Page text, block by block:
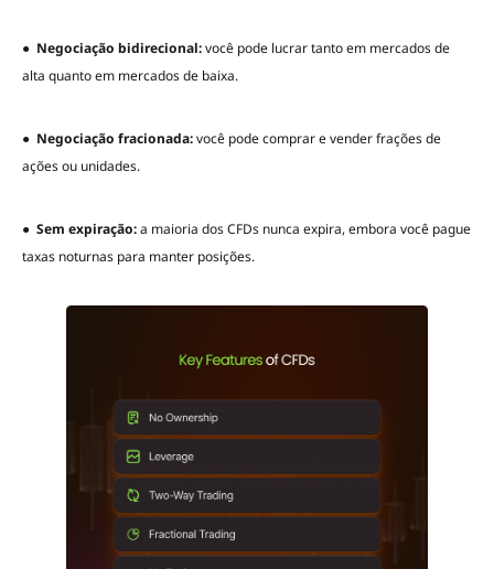
● Negociação bidirecional:você pode lucrar tanto em mercados de
alta quanto em mercados de baixa.
● Negociação fracionada:você pode comprar e vender frações de
ações ou unidades.
● Sem expiração:a maioria dos CFDs nunca expira, embora você pague
taxas noturnas para manter posições.